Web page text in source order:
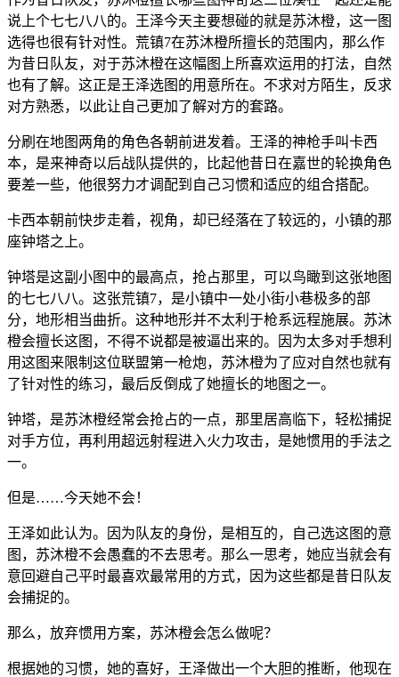
说上个七七八八的。王泽今天主要想碰的就是苏沐橙，这一图
选得也很有针对性。荒镇7在苏沐橙所擅长的范围内，那么作
为昔日队友，对于苏沐橙在这幅图上所喜欢运用的打法，自然
也有了解。这正是王泽选图的用意所在。不求对方陌生，反求
对方熟悉，以此让自己更加了解对方的套路。
分刷在地图两角的角色各朝前进发着。王泽的神枪手叫卡西
本，是来神奇以后战队提供的，比起他昔日在嘉世的轮换角色
要差一些，他很努力才调配到自己习惯和适应的组合搭配。
卡西本朝前快步走着，视角，却已经落在了较远的，小镇的那
座钟塔之上。
钟塔是这副小图中的最高点，抢占那里，可以鸟瞰到这张地图
的七七八八。这张荒镇7，是小镇中一处小街小巷极多的部
分，地形相当曲折。这种地形并不太利于枪系远程施展。苏沐
橙会擅长这图，不得不说都是被逼出来的。因为太多对手想利
用这图来限制这位联盟第一枪炮，苏沐橙为了应对自然也就有
了针对性的练习，最后反倒成了她擅长的地图之一。
钟塔，是苏沐橙经常会抢占的一点，那里居高临下，轻松捕捉
对手方位，再利用超远射程进入火力攻击，是她惯用的手法之
一。
但是……今天她不会！
王泽如此认为。因为队友的身份，是相互的，自己选这图的意
图，苏沐橙不会愚蠢的不去思考。那么一思考，她应当就会有
意回避自己平时最喜欢最常用的方式，因为这些都是昔日队友
会捕捉的。
那么，放弃惯用方案，苏沐橙会怎么做呢？
根据她的习惯，她的喜好，王泽做出一个大胆的推断，他现在